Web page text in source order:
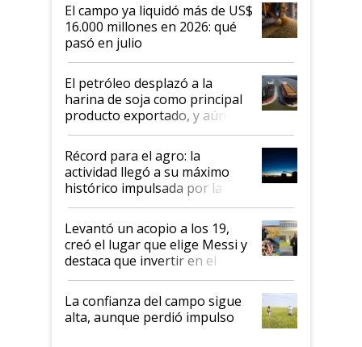
El campo ya liquidó más de US$
16.000 millones en 2026: qué
pasó en julio
El petróleo desplazó a la
harina de soja como principal
producto exportado, y aún así
el agro aportó casi seis de cada
diez dólares y sostuvo el
liderazgo en un semestre
récord
Récord para el agro: la
actividad llegó a su máximo
histórico impulsada por la
cosecha y las exportaciones
Levantó un acopio a los 19,
creó el lugar que elige Messi y
destaca que invertir en el
kirchnerismo era como "darle
plata a un hijo para droga":
Juan Félix Rossetti, el libertario
que de una dura crisis salió
La confianza del campo sigue
alta, aunque perdió impulso